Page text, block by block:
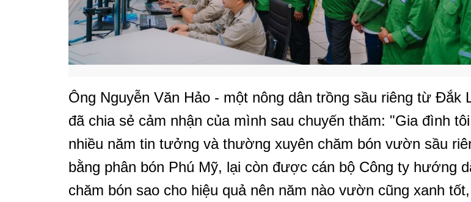
Ông Nguyễn Văn Hảo - một nông dân trồng sầu riêng từ Đắk
đã chia sẻ cảm nhận của mình sau chuyến thăm: "Gia đình
nhiều năm tin tưởng và thường xuyên chăm bón vườn sầu
bằng phân bón Phú Mỹ, lại còn được cán bộ Công ty hướng
chăm bón sao cho hiệu quả nên năm nào vườn cũng xanh